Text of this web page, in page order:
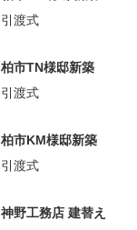
引渡式
柏市TN様邸新築
引渡式
柏市KM様邸新築
引渡式
神野工務店 建替え